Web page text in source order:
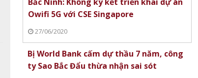
Owifi 5G với CSE Singapore
27/06/2020
Bị World Bank cấm dự thầu 7 năm, công
ty Sao Bắc Đẩu thừa nhận sai sót